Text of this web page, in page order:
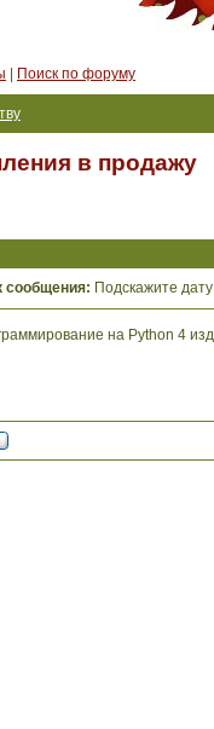
Поиск по форуму
в продажу
сообщения: Подскажите
на Python 4